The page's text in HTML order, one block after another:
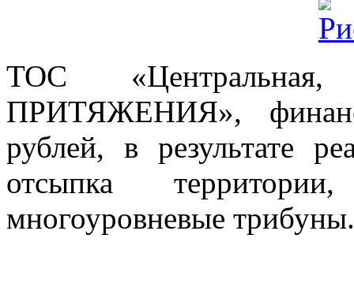
ТОС
ПРИТЯЖЕНИЯ»,
рублей, в результате
отсыпка
многоуровневые трибуны.